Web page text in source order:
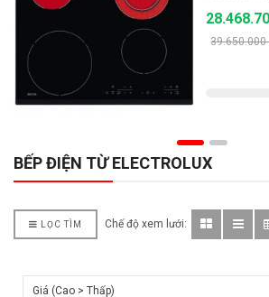
39.650.000
BẾP ĐIỆN TỪ ELECTROLUX
LỌC TÌM Chế độ xem lưới: